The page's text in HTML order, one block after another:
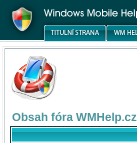
Obsah fóra WMHelp.cz